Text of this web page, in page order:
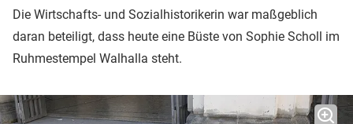
Die Wirtschafts- und Sozialhistorikerin war maßgeblich
daran beteiligt, dass heute eine Büste von Sophie Scholl im
Ruhmestempel Walhalla steht.